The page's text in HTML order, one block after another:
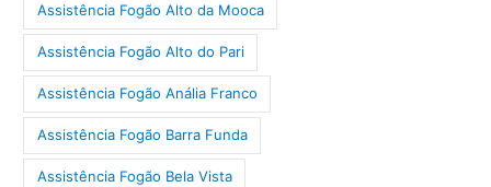
Assistência Fogão Alto da Mooca
Assistência Fogão Alto do Pari
Assistência Fogão Anália Franco
Assistência Fogão Barra Funda
Assistência Fogão Bela Vista